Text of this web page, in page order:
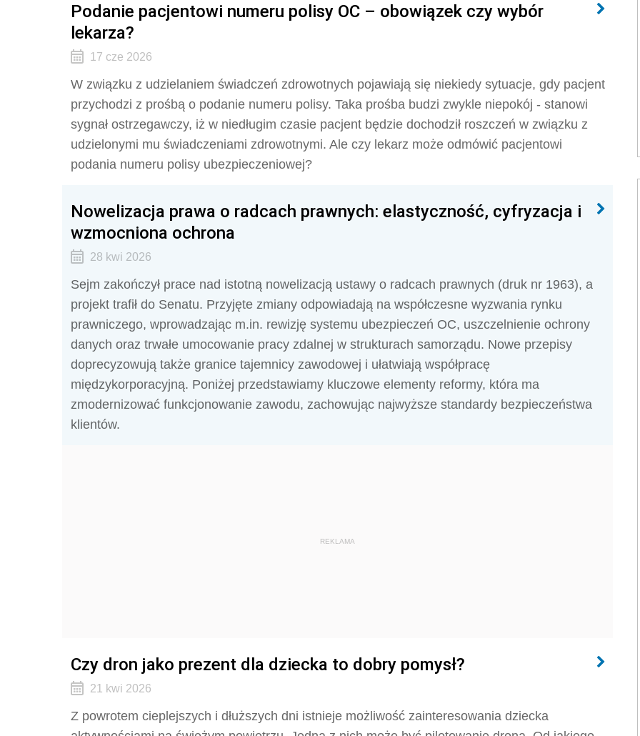
Podanie pacjentowi numeru polisy OC – obowiązek czy wybór
lekarza?
17 cze 2026
W związku z udzielaniem świadczeń zdrowotnych pojawiają się niekiedy sytuacje, gdy pacjent
przychodzi z prośbą o podanie numeru polisy. Taka prośba budzi zwykle niepokój - stanowi
sygnał ostrzegawczy, iż w niedługim czasie pacjent będzie dochodził roszczeń w związku z
udzielonymi mu świadczeniami zdrowotnymi. Ale czy lekarz może odmówić pacjentowi
podania numeru polisy ubezpieczeniowej?
Nowelizacja prawa o radcach prawnych: elastyczność, cyfryzacja i
wzmocniona ochrona
28 kwi 2026
Sejm zakończył prace nad istotną nowelizacją ustawy o radcach prawnych (druk nr 1963), a
projekt trafił do Senatu. Przyjęte zmiany odpowiadają na współczesne wyzwania rynku
prawniczego, wprowadzając m.in. rewizję systemu ubezpieczeń OC, uszczelnienie ochrony
danych oraz trwałe umocowanie pracy zdalnej w strukturach samorządu. Nowe przepisy
doprecyzowują także granice tajemnicy zawodowej i ułatwiają współpracę
międzykorporacyjną. Poniżej przedstawiamy kluczowe elementy reformy, która ma
zmodernizować funkcjonowanie zawodu, zachowując najwyższe standardy bezpieczeństwa
klientów.
REKLAMA
Czy dron jako prezent dla dziecka to dobry pomysł?
21 kwi 2026
Z powrotem cieplejszych i dłuższych dni istnieje możliwość zainteresowania dziecka